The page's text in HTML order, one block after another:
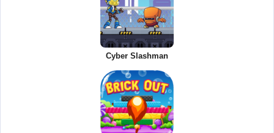
Cyber Slashman